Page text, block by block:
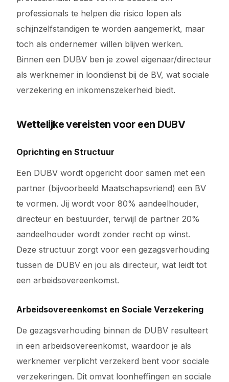
professionals te helpen die risico lopen als
schijnzelfstandigen te worden aangemerkt, maar
toch als ondernemer willen blijven werken.
Binnen een DUBV ben je zowel eigenaar/directeur
als werknemer in loondienst bij de BV, wat sociale
verzekering en inkomenszekerheid biedt.
Wettelijke vereisten voor een DUBV
Oprichting en Structuur
Een DUBV wordt opgericht door samen met een
partner (bijvoorbeeld Maatschapsvriend) een BV
te vormen. Jij wordt voor 80% aandeelhouder,
directeur en bestuurder, terwijl de partner 20%
aandeelhouder wordt zonder recht op winst.
Deze structuur zorgt voor een gezagsverhouding
tussen de DUBV en jou als directeur, wat leidt tot
een arbeidsovereenkomst.
Arbeidsovereenkomst en Sociale Verzekering
De gezagsverhouding binnen de DUBV resulteert
in een arbeidsovereenkomst, waardoor je als
werknemer verplicht verzekerd bent voor sociale
verzekeringen. Dit omvat loonheffingen en sociale